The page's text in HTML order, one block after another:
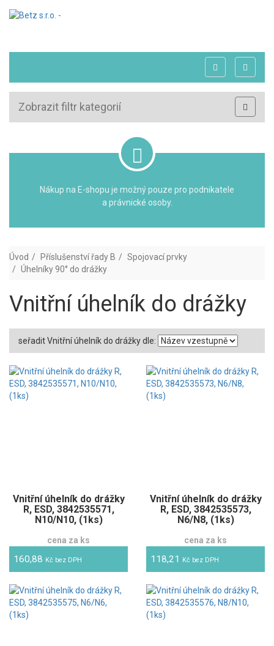
Zobrazit filtr kategorií
Nákup na E-shopu je možný pouze pro podnikatele
a právnické osoby.
Úvod Příslušenství řady B
Spojovací prvky
Úhelníky 90° do drážky
Vnitřní úhelník do drážky
seřadit Vnitřní úhelník do drážky dle:
Vnitřní úhelník do drážky
R, ESD, 3842535571,
N10/N10, (1ks)
cena za ks
160,88 Kč bez DPH
Vnitřní úhelník do drážky
R, ESD, 3842535573,
N6/N8, (1ks)
cena za ks
118,21 Kč bez DPH